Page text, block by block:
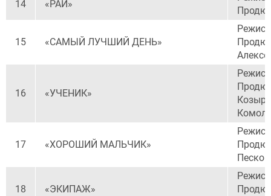
14 «РАЙ»
15 «САМЫЙ ЛУЧШИЙ ДЕНЬ»
16 «УЧЕНИК»
17 «ХОРОШИЙ МАЛЬЧИК»
18 «ЭКИПАЖ»